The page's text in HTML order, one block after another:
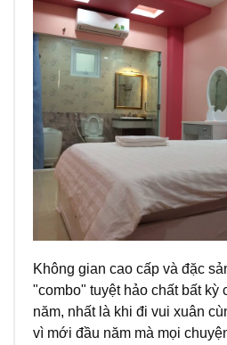
Không gian cao cấp và đặc
"combo" tuyệt hảo chất bất kỳ
năm, nhất là khi đi vui xuân
vì mới đầu năm mà mọi